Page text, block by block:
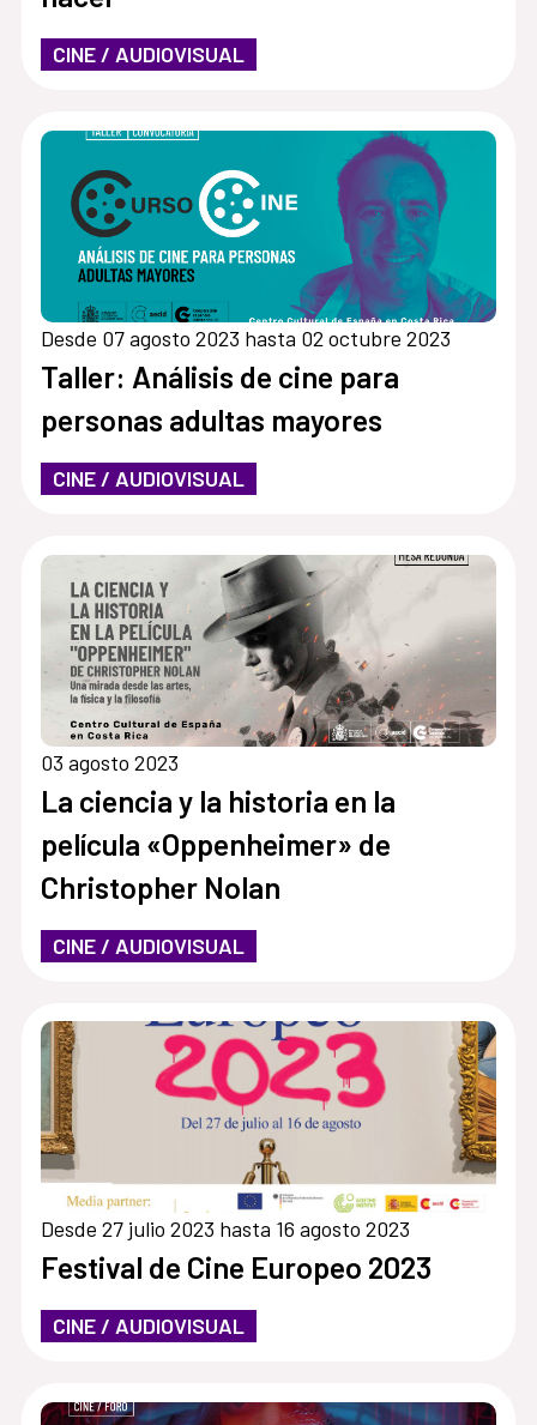
CINE / AUDIOVISUAL
Desde 07 agosto 2023 hasta 02 octubre 2023
Taller: Análisis de cine para
personas adultas mayores
CINE / AUDIOVISUAL
03 agosto 2023
La ciencia y la historia en la
película «Oppenheimer» de
Christopher Nolan
CINE / AUDIOVISUAL
Desde 27 julio 2023 hasta 16 agosto 2023
Festival de Cine Europeo 2023
CINE / AUDIOVISUAL